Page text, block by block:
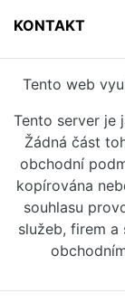
KONTAKT
Tento web
Tento server je
Žádná část
obchodní
kopírována
souhlasu
služeb, firem